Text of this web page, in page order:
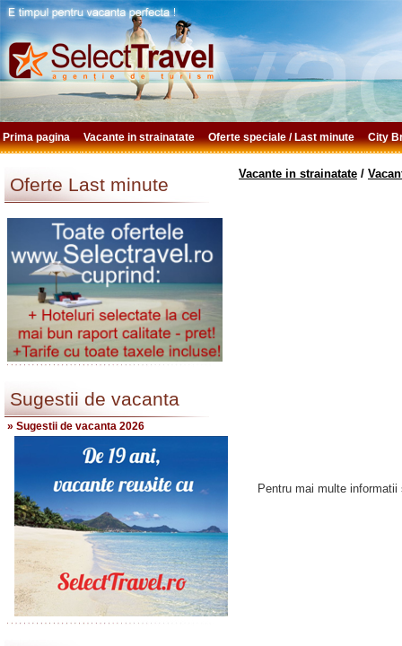
Prima pagina Vacante in strainatate Oferte speciale / Last minute City
Oferte Last minute
Sugestii de vacanta
» Sugestii de vacanta 2026
Vacante in strainatate /
Pentru mai multe